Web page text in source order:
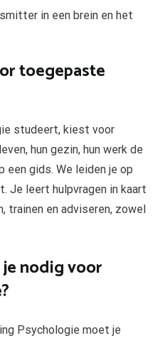
in een brein en het
toegepaste
studeert, kiest voor
hun gezin, hun werk de
een gids. We leiden je op
Je leert hulpvragen in kaart
trainen en adviseren, zowel
nodig voor
Psychologie moet je